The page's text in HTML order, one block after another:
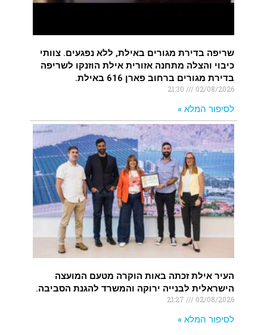
שריפה בדירת מגורים באילת, ללא נפגעים. צוותי
כיבוי והצלה מתחנה אזורית אילת הוזנקו לשריפה
בדירת מגורים ברחוב פארן 616 באילת.
02/08/2026
לסיפור המלא »
העיר אילת זכתה באות הוקרה מטעם המועצה
הישראלית לבנייה ירוקה והמשרד להגנת הסביבה.
02/08/2026
לסיפור המלא »